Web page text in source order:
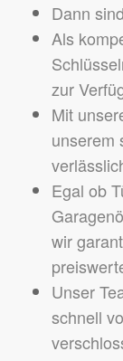
Dann
Als
zur
Mit
unserem
Egal ob
wir
Unser
schnell